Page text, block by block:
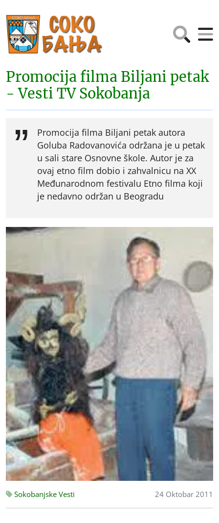
Promocija filma Biljani petak
- Vesti TV Sokobanja
Promocija filma Biljani petak autora
Goluba Radovanovića održana je u petak
u sali stare Osnovne škole. Autor je za
ovaj etno film dobio i zahvalnicu na XX
Međunarodnom festivalu Etno filma koji
je nedavno održan u Beogradu
Sokobanjske Vesti 24 Oktobar 2011